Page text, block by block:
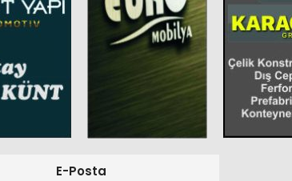
E-Posta